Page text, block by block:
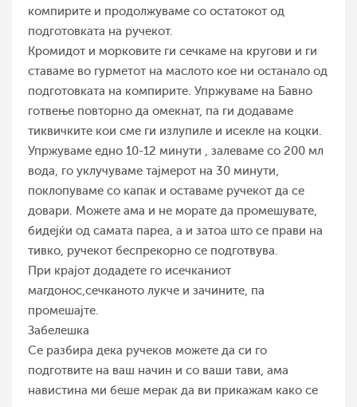
компирите и продолжуваме со остатокот од
подготовката на ручекот.
Кромидот и морковите ги сечкаме на кругови и ги
ставаме во гурметот на маслото кое ни останало од
подготовката на компирите. Упржуваме на Бавно
готвење повторно да омекнат, па ги додаваме
тиквичките кои сме ги излупиле и исекле на коцки.
Упржуваме едно 10-12 минути , залеваме со 200 мл
вода, го уклучуваме тајмерот на 30 минути,
поклопуваме со капак и оставаме ручекот да се
довари. Можете ама и не морате да промешувате,
бидејќи од самата пареа, а и затоа што се прави на
тивко, ручекот беспрекорно се подготвува.
При крајот додадете го исечканиот
магдонос,сечканото лукче и зачините, па
промешајте.
Забелешка
Се разбира дека ручеков можете да си го
подготвите на ваш начин и со ваши тави, ама
навистина ми беше мерак да ви прикажам како се